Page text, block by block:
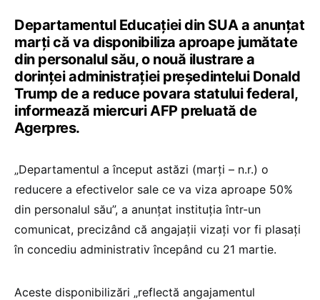
Departamentul Educaţiei din SUA a anunţat
marţi că va disponibiliza aproape jumătate
din personalul său, o nouă ilustrare a
dorinţei administraţiei preşedintelui Donald
Trump de a reduce povara statului federal,
informează miercuri AFP preluată de
Agerpres.
„Departamentul a început astăzi (marţi – n.r.) o
reducere a efectivelor sale ce va viza aproape 50%
din personalul său”, a anunţat instituţia într-un
comunicat, precizând că angajaţii vizaţi vor fi plasaţi
în concediu administrativ începând cu 21 martie.
Aceste disponibilizări „reflectă angajamentul